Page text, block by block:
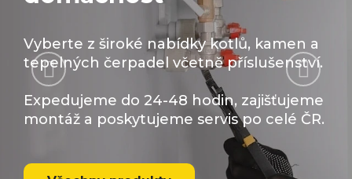
Vyberte z široké nabídky kotlů, kamen a
tepelných čerpadel včetně příslušenství.
Expedujeme do 24-48 hodin, zajišťujeme
montáž a poskytujeme servis po celé ČR.
Předchozí